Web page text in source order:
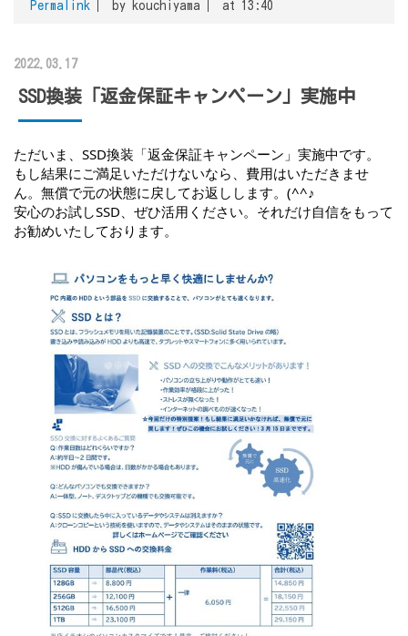
Permalink by kouchiyama at 13:40
2022.03.17
SSD換装「返金保証キャンペーン」実施中
ただいま、SSD換装「返金保証キャンペーン」実施中です。
もし結果にご満足いただけないなら、費用はいただきませ
ん。無償で元の状態に戻してお返しします。(^^♪
安心のお試しSSD、ぜひ活用ください。それだけ自信をもって
お勧めいたしております。